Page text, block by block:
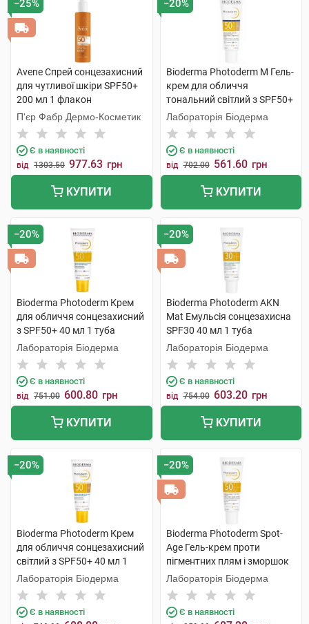
−25%
Avene Спрей сонцезахисний
для чутливої шкіри SPF50+
200 мл 1 флакон
П'єр Фабр Дермо-Косметик
Є в наявності
від 1303.50 977.63 грн
КУПИТИ
−20%
Bioderma Photoderm M Гель-
крем для обличчя
тональний світлий з SPF50+
40 мл 1 туба
Лабораторія Біодерма
Є в наявності
від 702.00 561.60 грн
КУПИТИ
−20%
Bioderma Photoderm Крем
для обличчя сонцезахисний
з SPF50+ 40 мл 1 туба
Лабораторія Біодерма
Є в наявності
від 751.00 600.80 грн
КУПИТИ
−20%
Bioderma Photoderm AKN
Mat Емульсія сонцезахисна
SPF30 40 мл 1 туба
Лабораторія Біодерма
Є в наявності
від 754.00 603.20 грн
КУПИТИ
−20%
Bioderma Photoderm Крем
для обличчя сонцезахисний
світлий з SPF50+ 40 мл 1
туба
Лабораторія Біодерма
Є в наявності
−20%
Bioderma Photoderm Spot-
Age Гель-крем проти
пігментних плям і зморшок
SPF50+ 40 мл 1 туба
Лабораторія Біодерма
Є в наявності